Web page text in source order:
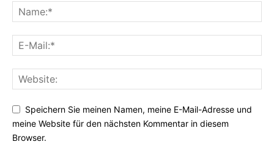
Speichern Sie meinen Namen, meine E-Mail-Adresse und
meine Website für den nächsten Kommentar in diesem
Browser.